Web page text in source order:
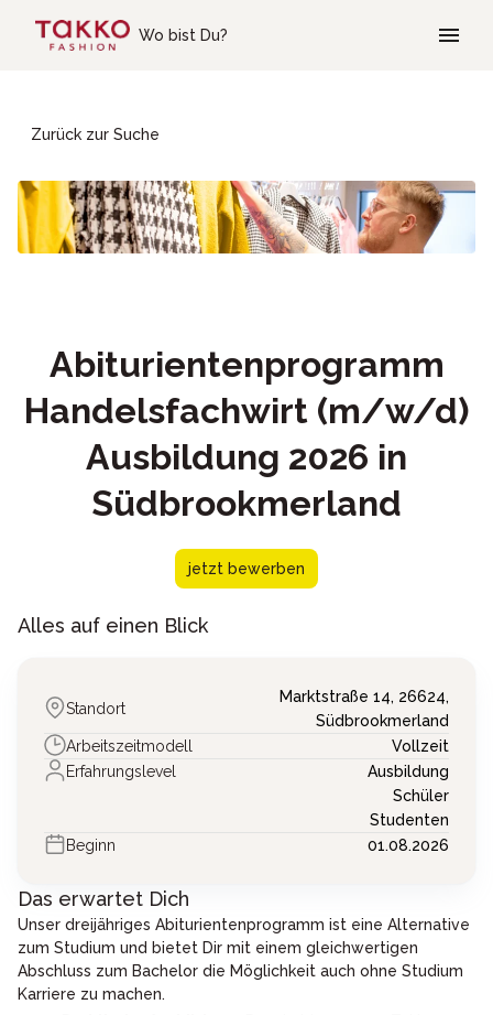
Wo bist Du?
Zurück zur Suche
Abiturientenprogramm
Handelsfachwirt (m/w/d)
Ausbildung 2026 in
Südbrookmerland
jetzt bewerben
Alles auf einen Blick
Standort
Marktstraße 14, 26624,
Südbrookmerland
Arbeitszeitmodell
Vollzeit
Erfahrungslevel
Ausbildung
Schüler
Studenten
Beginn
01.08.2026
Das erwartet Dich
Unser dreijähriges Abiturientenprogramm ist eine Alternative
zum Studium und bietet Dir mit einem gleichwertigen
Abschluss zum Bachelor die Möglichkeit auch ohne Studium
Karriere zu machen.